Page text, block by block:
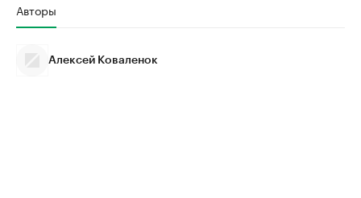
Авторы
Алексей Коваленок